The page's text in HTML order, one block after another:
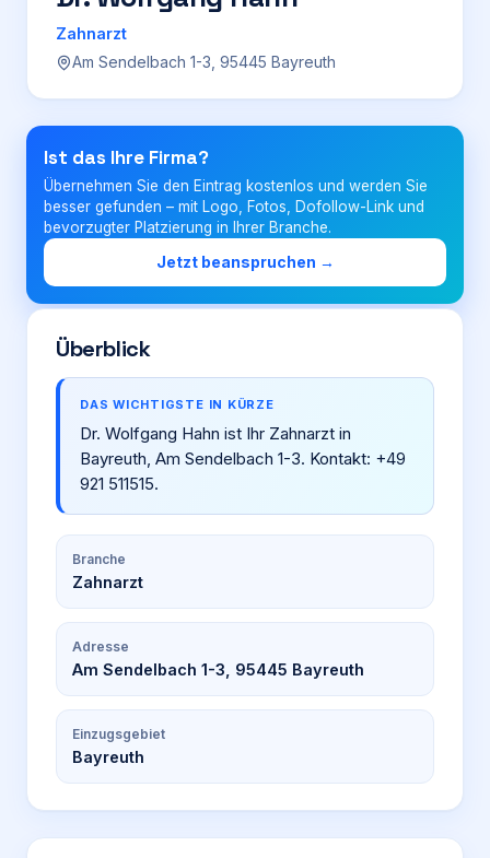
Für Firmen
Login
Firma eintragen
Zahnarzt
Am Sendelbach 1-3, 95445 Bayreuth
Ist das Ihre Firma?
Übernehmen Sie den Eintrag kostenlos und werden Sie
besser gefunden – mit Logo, Fotos, Dofollow-Link und
bevorzugter Platzierung in Ihrer Branche.
Jetzt beanspruchen →
Überblick
DAS WICHTIGSTE IN KÜRZE
Dr. Wolfgang Hahn ist Ihr Zahnarzt in
Bayreuth, Am Sendelbach 1-3. Kontakt: +49
921 511515.
Branche
Zahnarzt
Adresse
Am Sendelbach 1-3, 95445 Bayreuth
Einzugsgebiet
Bayreuth